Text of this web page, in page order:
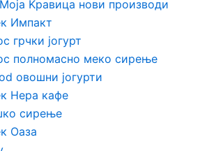
Моја Kравица нови производи
Импакт
грчки јогурт
полномасно меко сирење
овошни јогурти
Нера кафе
сирење
Оаза